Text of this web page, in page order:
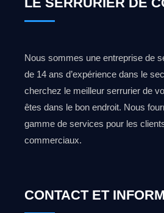
Nous sommes une entreprise de
de 14 ans d’expérience dans le
cherchez le meilleur serrurier de
êtes dans le bon endroit. Nous
gamme de services pour les
commerciaux.
CONTACT ET